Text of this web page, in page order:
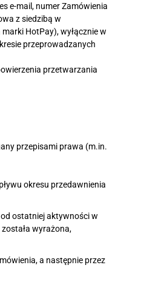
e-mail, numer Zamówienia
z siedzibą w
HotPay), wyłącznie w
przeprowadzanych
przetwarzania
przepisami prawa (m.in.
okresu przedawnienia
ostatniej aktywności w
wyrażona,
a następnie przez